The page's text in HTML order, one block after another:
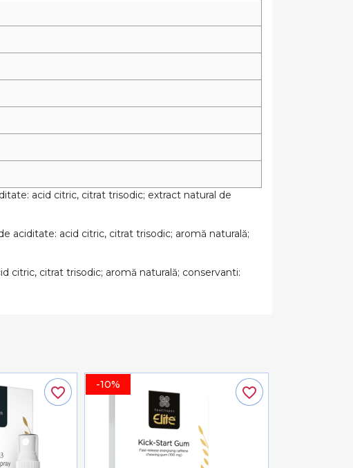
acid citric, citrat trisodic; extract natural de
aciditate: acid citric, citrat trisodic; aromă naturală;
citric, citrat trisodic; aromă naturală; conservanti:
favorite_border -10% favorite_border